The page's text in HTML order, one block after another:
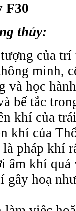
F30
thủy:
của trí
minh,
và học
bế tắc
khí của
khí của
pháp khí
âm khí
gây hoạ